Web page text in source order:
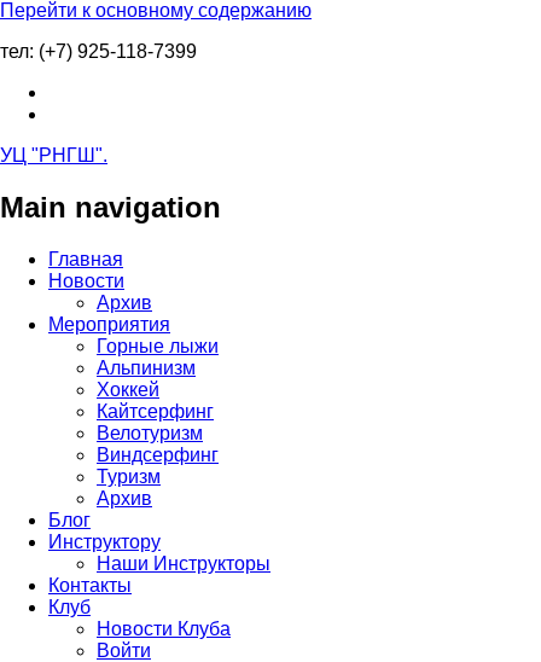
Перейти к основному содержанию
тел: (+7) 925-118-7399
УЦ "РНГШ".
Main navigation
Главная
Новости
Архив
Мероприятия
Горные лыжи
Альпинизм
Хоккей
Кайтсерфинг
Велотуризм
Виндсерфинг
Туризм
Архив
Блог
Инструктору
Наши Инструкторы
Контакты
Клуб
Новости Клуба
Войти